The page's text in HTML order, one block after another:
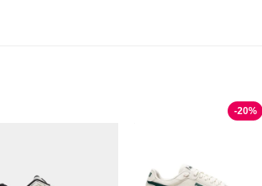
e um visual versátil para o dia a dia. É
-20%